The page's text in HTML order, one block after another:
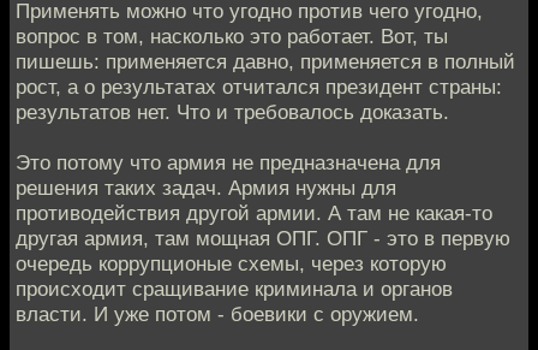
Применять можно что угодно против чего угодно,
вопрос в том, насколько это работает. Вот, ты
пишешь: применяется давно, применяется в полный
рост, а о результатах отчитался президент страны:
результатов нет. Что и требовалось доказать.
Это потому что армия не предназначена для
решения таких задач. Армия нужны для
противодействия другой армии. А там не какая-то
другая армия, там мощная ОПГ. ОПГ - это в первую
очередь коррупционые схемы, через которую
происходит сращивание криминала и органов
власти. И уже потом - боевики с оружием.